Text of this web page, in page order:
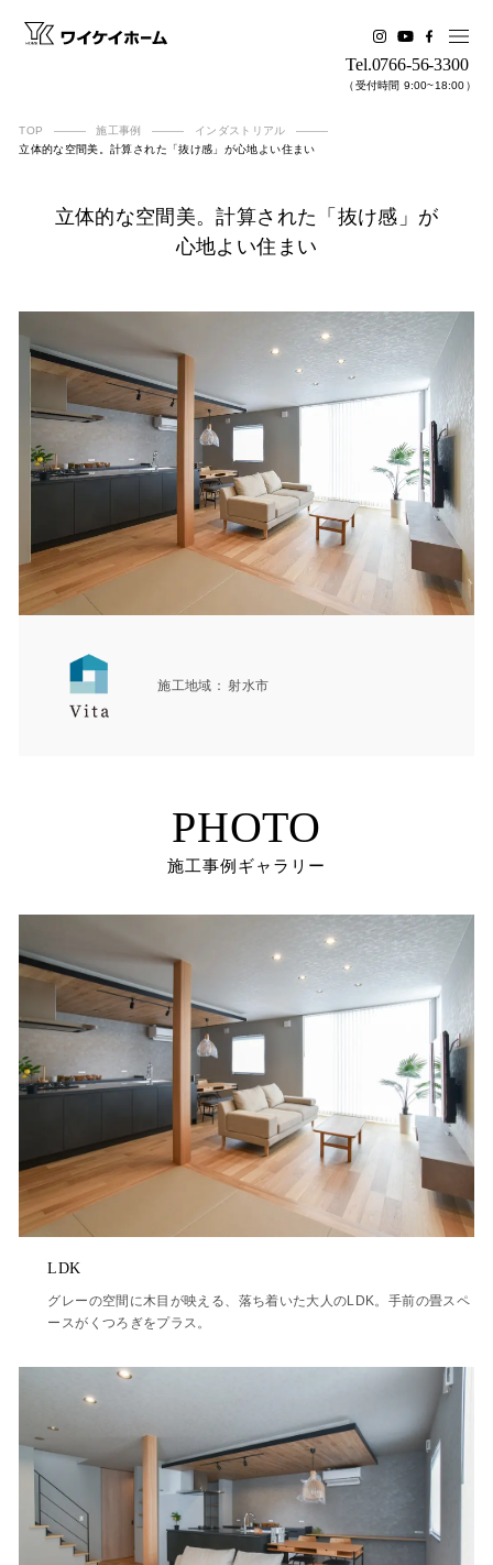
Tel.0766-56-3300
（受付時間 9:00~18:00）
TOP 施工事例
インダストリアル
立体的な空間美。計算された「抜け感」が心地よい住まい
立体的な​空間美。​計算された​「抜け感」が​
心地よい​住まい
施工地域 射水市
PHOTO
施工事例ギャラリー
LDK
グレーの空間に木目が映える、落ち着いた大人のLDK。手前の畳スペ
ースがくつろぎをプラス。